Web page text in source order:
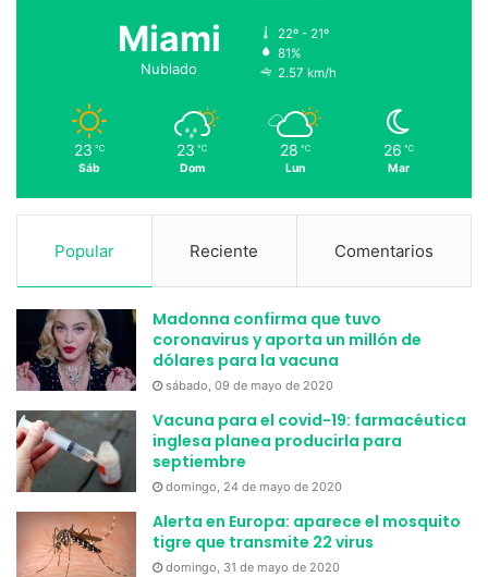
Miami
Nublado
22º - 21º
81%
2.57 km/h
23 ℃
Sáb
23 ℃
Dom
28 ℃
Lun
26 ℃
Mar
Popular Reciente Comentarios
Madonna confirma que tuvo
coronavirus y aporta un millón de
dólares para la vacuna
sábado, 09 de mayo de 2020
Vacuna para el covid-19: farmacéutica
inglesa planea producirla para
septiembre
domingo, 24 de mayo de 2020
Alerta en Europa: aparece el mosquito
tigre que transmite 22 virus
domingo, 31 de mayo de 2020